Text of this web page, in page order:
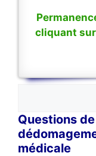
cliquant
Questions
médicale